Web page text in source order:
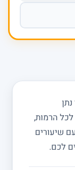
הרמות,
שיעורים
לכם.